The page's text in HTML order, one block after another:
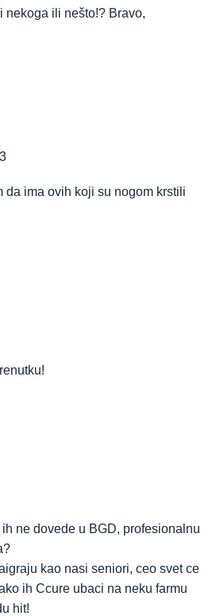
nekoga ili nešto!? Bravo,
da ima ovih koji su nogom krstili
ne dovede u BGD, profesionalnu
kao nasi seniori, ceo svet ce
ih Ccure ubaci na neku farmu
hit!